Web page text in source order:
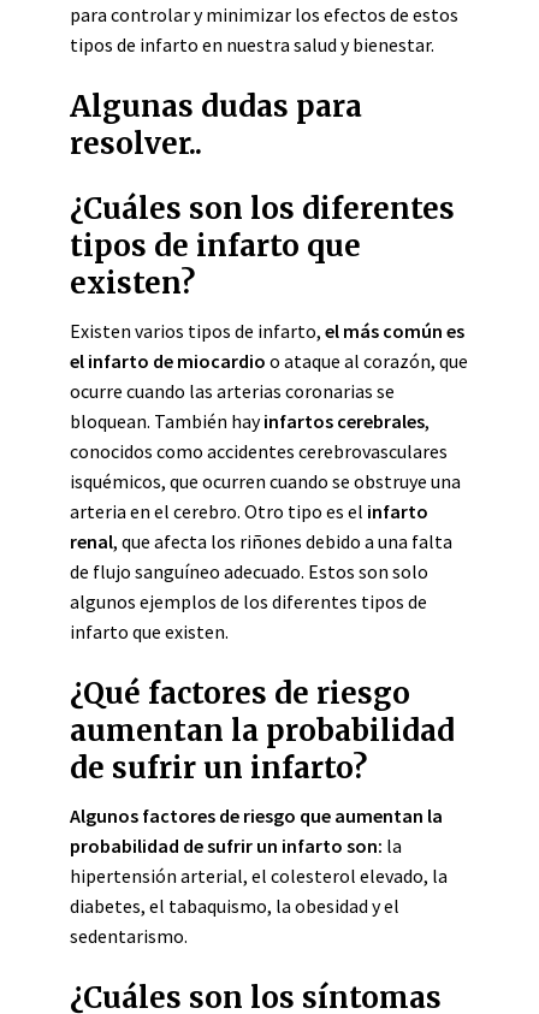
para controlar y minimizar los efectos de estos
tipos de infarto en nuestra salud y bienestar.
Algunas dudas para
resolver..
¿Cuáles son los diferentes
tipos de infarto que
existen?
Existen varios tipos de infarto, el más común es
el infarto de miocardio o ataque al corazón, que
ocurre cuando las arterias coronarias se
bloquean. También hayinfartos cerebrales,
conocidos como accidentes cerebrovasculares
isquémicos, que ocurren cuando se obstruye una
arteria en el cerebro. Otro tipo es el infarto
renal, que afecta los riñones debido a una falta
de flujo sanguíneo adecuado. Estos son solo
algunos ejemplos de los diferentes tipos de
infarto que existen.
¿Qué factores de riesgo
aumentan la probabilidad
de sufrir un infarto?
Algunos factores de riesgo que aumentan la
probabilidad de sufrir un infarto son: la
hipertensión arterial, el colesterol elevado, la
diabetes, el tabaquismo, la obesidad y el
sedentarismo.
¿Cuáles son los síntomas